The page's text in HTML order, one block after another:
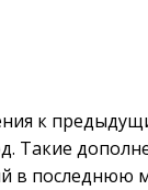
к
Такие
в последнюю